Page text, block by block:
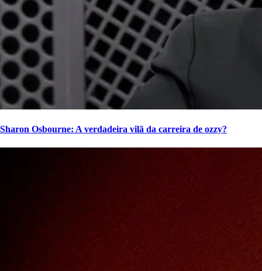
Sharon Osbourne: A verdadeira vilã da carreira de ozzy?